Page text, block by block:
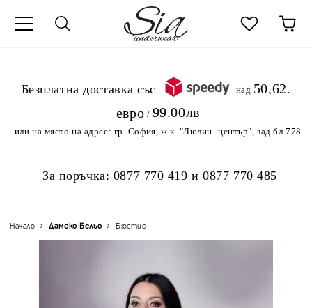
.Безплатна доставка със
над 50,62
евро / 99.00лв
или на място на адрес: гр. София, ж.к. "Люлин- център", зад бл.778
За поръчка: 0877 770 419 и0877 770 485
Начало Дамско Бельо Бюстие